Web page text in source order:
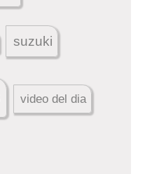
suzuki
video del dia